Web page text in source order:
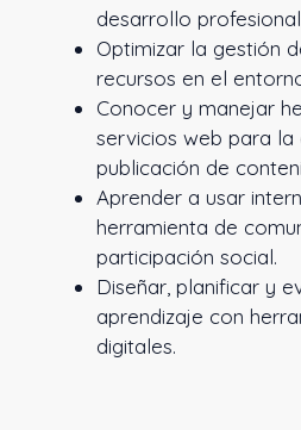
desarrollo
Optimizar la gestión
recursos en el
Conocer y manejar
servicios web para la
publicación de
Aprender a usar
herramienta de
participación social.
Diseñar, planificar y
aprendizaje con
digitales.